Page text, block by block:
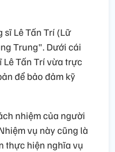
Lê Tấn Trí (Lữ
Trung". Dưới cái
Lê Tấn Trí vừa trực
để bảo đảm kỹ
nhiệm của người
vụ này cũng là
thực hiện nghĩa vụ